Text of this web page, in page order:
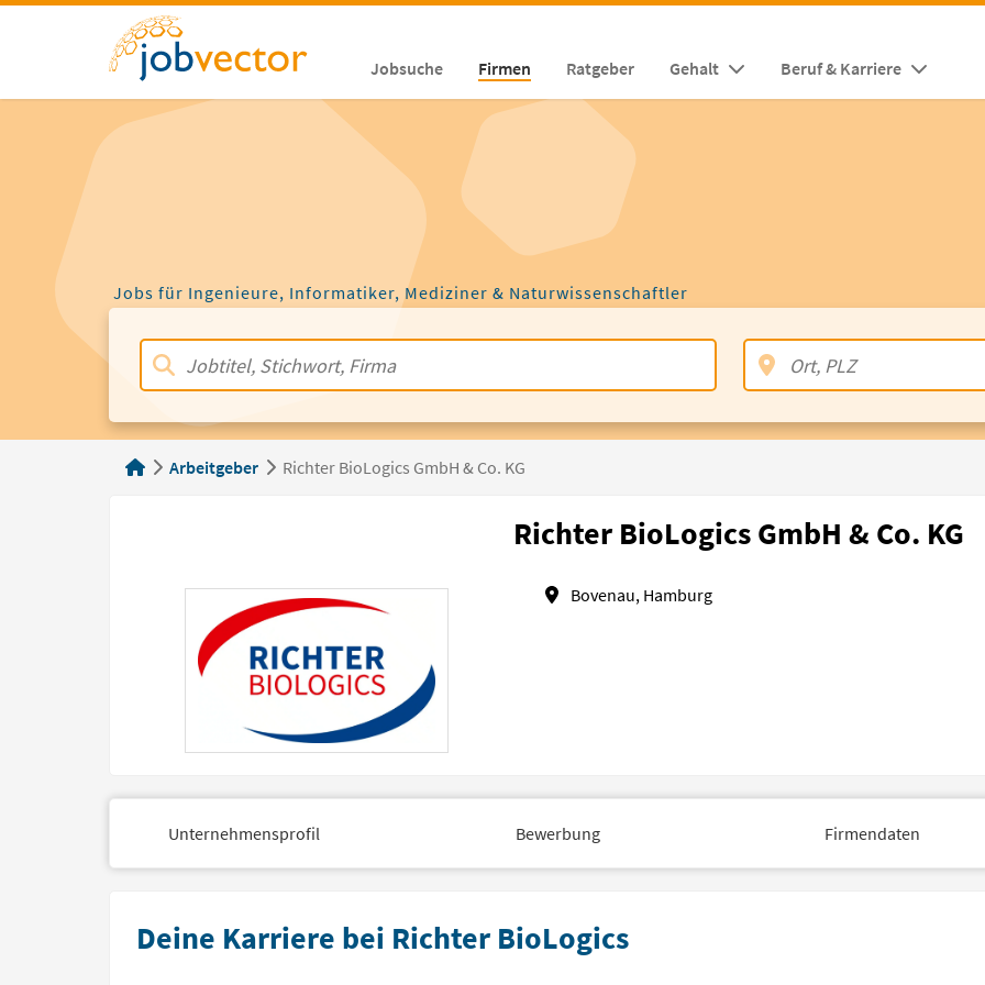
Jobsuche Firmen Ratgeber Gehalt Beruf & Karriere
Jobs für Ingenieure, Informatiker, Mediziner & Naturwissenschaftler
Arbeitgeber Richter BioLogics GmbH & Co. KG
Richter BioLogics GmbH & Co. KG
Bovenau, Hamburg
Unternehmensprofil Bewerbung Firmendaten
Deine Karriere bei Richter BioLogics